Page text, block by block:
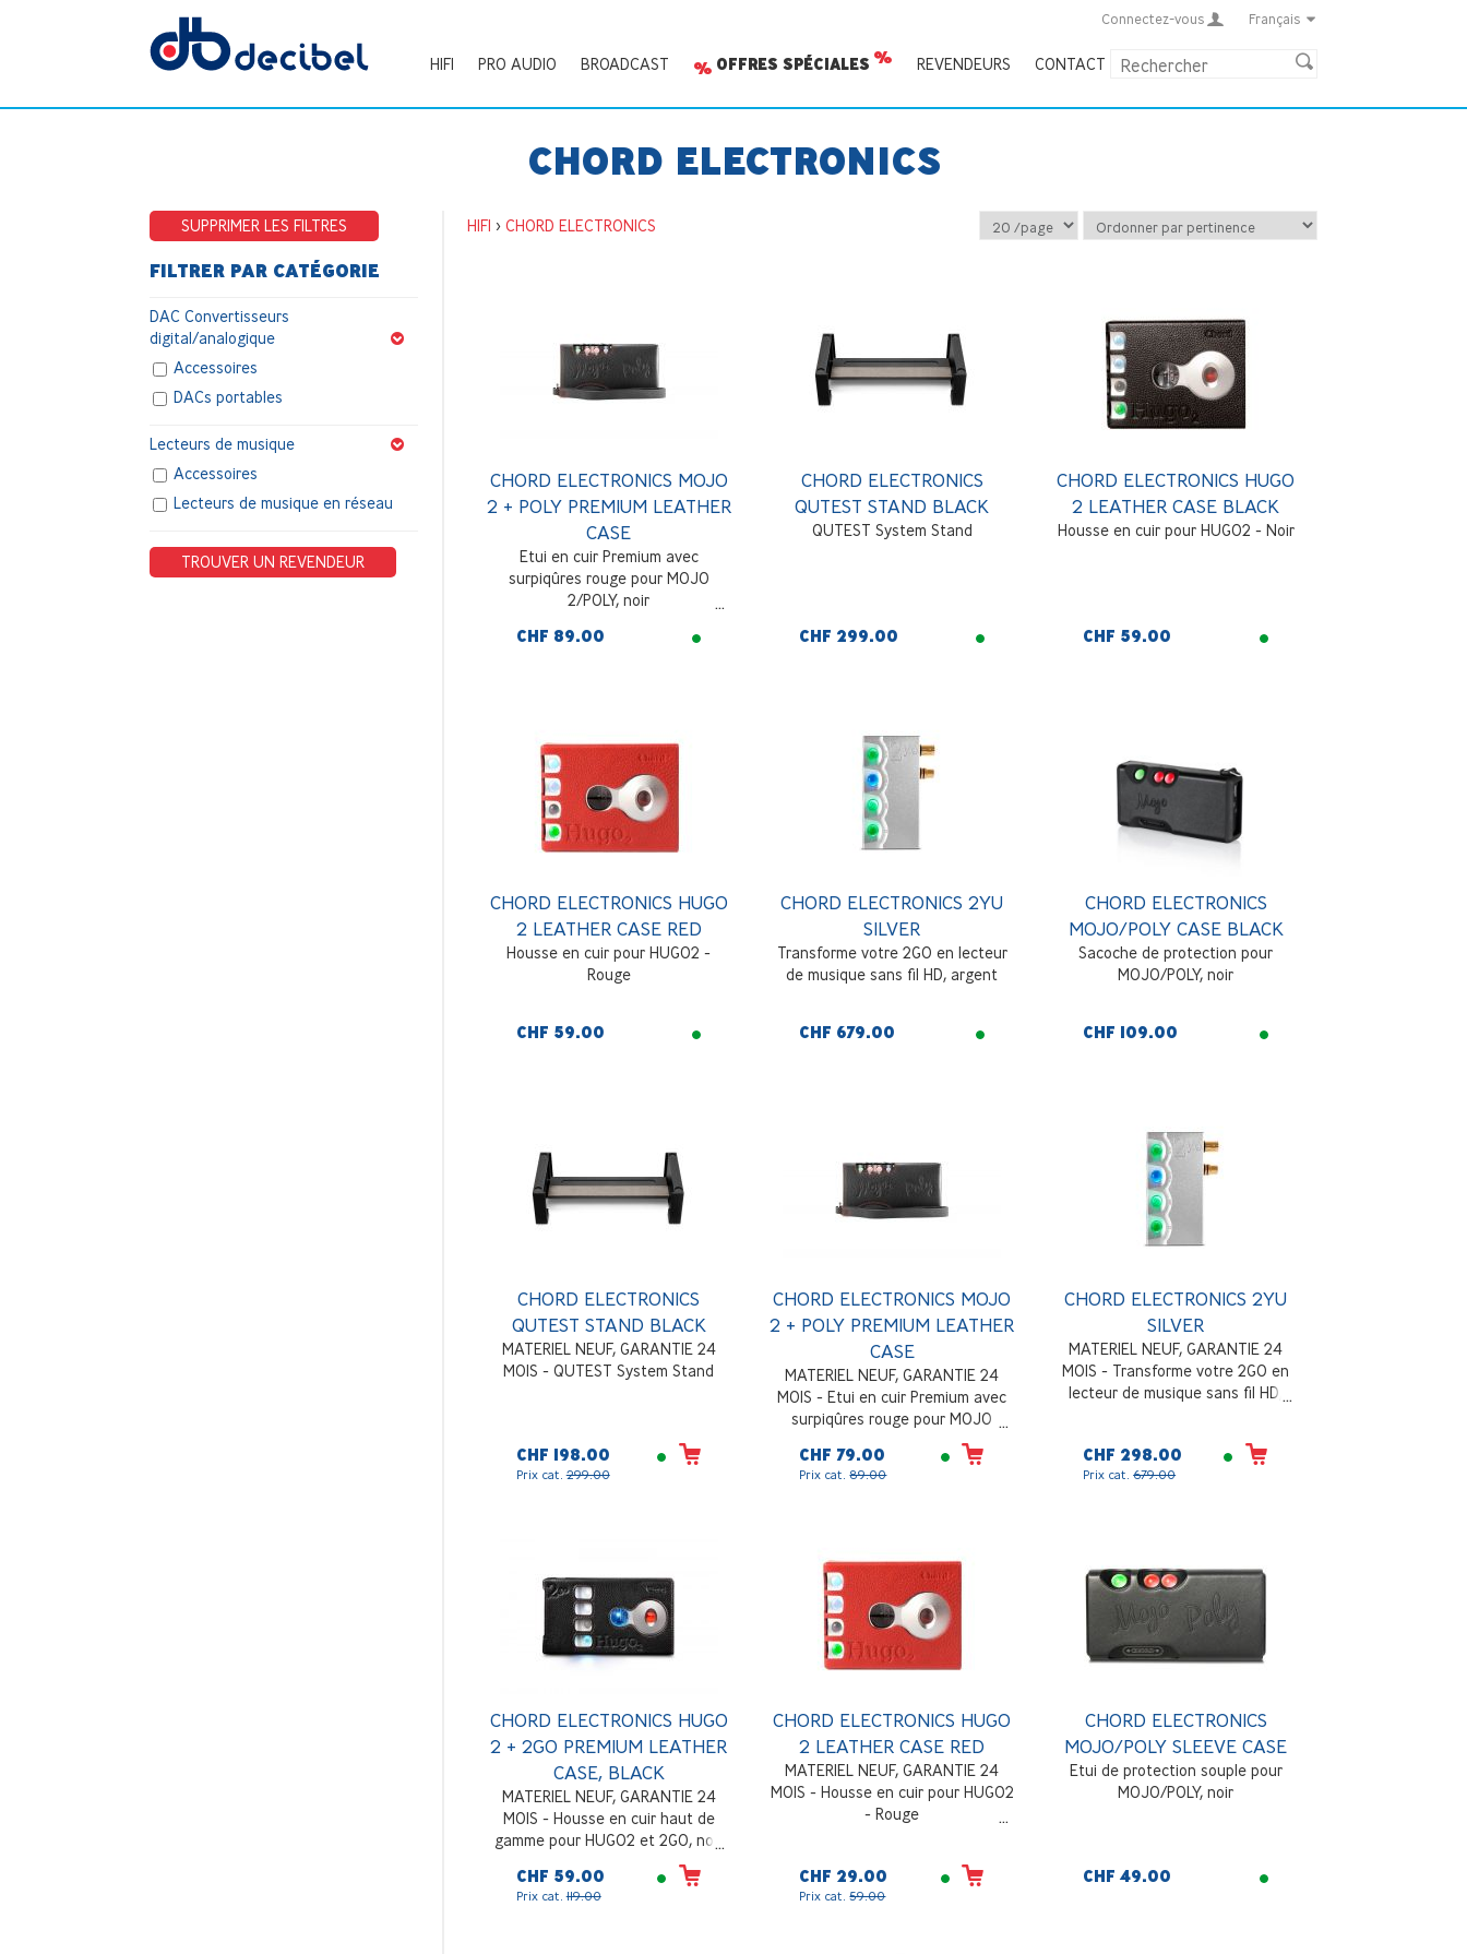
Connectez-vous Français
HIFI PRO AUDIO BROADCAST OFFRES SPÉCIALES REVENDEURS CONTACT
CHORD ELECTRONICS
SUPPRIMER LES FILTRES
FILTRER PAR CATÉGORIE
DAC Convertisseurs
digital/analogique
Accessoires
DACs portables
Lecteurs de musique
Accessoires
Lecteurs de musique en réseau
TROUVER UN REVENDEUR
HIFI > CHORD ELECTRONICS
CHORD ELECTRONICS MOJO
2 + POLY PREMIUM LEATHER
CASE
Etui en cuir Premium avec
surpiqûres rouge pour MOJO
2/POLY, noir
CHF 89.00
CHORD ELECTRONICS
QUTEST STAND BLACK
QUTEST System Stand
CHF 299.00
CHORD ELECTRONICS HUGO
2 LEATHER CASE BLACK
Housse en cuir pour HUGO2 - Noir
CHF 59.00
CHORD ELECTRONICS HUGO
2 LEATHER CASE RED
Housse en cuir pour HUGO2 -
Rouge
CHF 59.00
CHORD ELECTRONICS 2YU
SILVER
Transforme votre 2GO en lecteur
de musique sans fil HD, argent
CHF 679.00
CHORD ELECTRONICS
MOJO/POLY CASE BLACK
Sacoche de protection pour
MOJO/POLY, noir
CHF 109.00
CHORD ELECTRONICS
QUTEST STAND BLACK
MATERIEL NEUF, GARANTIE 24
MOIS - QUTEST System Stand
CHF 198.00
Prix cat.299.00
CHORD ELECTRONICS MOJO
2 + POLY PREMIUM LEATHER
CASE
MATERIEL NEUF, GARANTIE 24
MOIS - Etui en cuir Premium avec
surpiqûres rouge pour MOJO
CHF 79.00
Prix cat.89.00
CHORD ELECTRONICS 2YU
SILVER
MATERIEL NEUF, GARANTIE 24
MOIS - Transforme votre 2GO en
lecteur de musique sans fil HD,
CHF 298.00
Prix cat.679.00
CHORD ELECTRONICS HUGO
2 + 2GO PREMIUM LEATHER
CASE, BLACK
MATERIEL NEUF, GARANTIE 24
MOIS - Housse en cuir haut de
gamme pour HUGO2 et 2GO, noir
CHF 59.00
Prix cat.119.00
CHORD ELECTRONICS HUGO
2 LEATHER CASE RED
MATERIEL NEUF, GARANTIE 24
MOIS - Housse en cuir pour HUGO2
- Rouge
CHF 29.00
Prix cat.59.00
CHORD ELECTRONICS
MOJO/POLY SLEEVE CASE
Etui de protection souple pour
MOJO/POLY, noir
CHF 49.00